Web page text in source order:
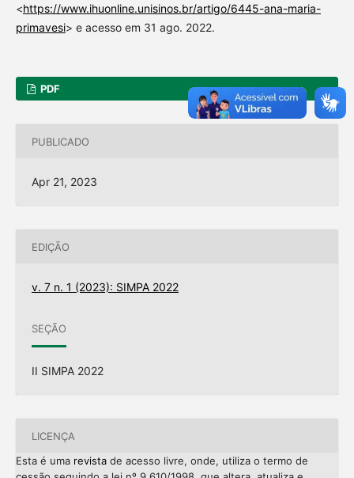
<https://www.ihuonline.unisinos.br/artigo/6445-ana-maria-
primavesi> e acesso em 31 ago. 2022.
PDF
PUBLICADO
Apr 21, 2023
EDIÇÃO
v. 7 n. 1 (2023): SIMPA 2022
SEÇÃO
II SIMPA 2022
LICENÇA
Esta é uma revistade acesso livre, onde, utiliza o termo de